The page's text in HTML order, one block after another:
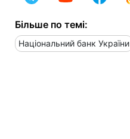
Більше по темі:
Національний банк України